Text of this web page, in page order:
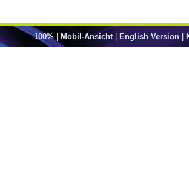
100%| Mobil-Ansicht| English Version